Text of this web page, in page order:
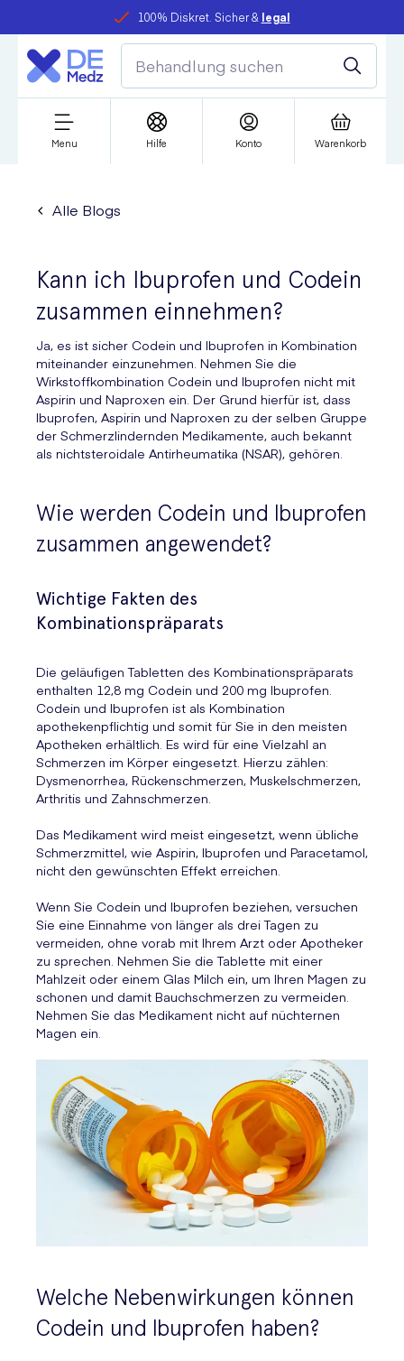
100% Diskret. Sicher & legal
Menu Hilfe Konto Warenkorb
Alle Blogs
Kann ich Ibuprofen und Codein
zusammen einnehmen?
Ja, es ist sicher Codein und Ibuprofen in Kombination
miteinander einzunehmen. Nehmen Sie die
Wirkstoffkombination Codein und Ibuprofen nicht mit
Aspirin und Naproxen ein. Der Grund hierfür ist, dass
Ibuprofen, Aspirin und Naproxen zu der selben Gruppe
der Schmerzlindernden Medikamente, auch bekannt
als nichtsteroidale Antirheumatika (NSAR), gehören.
Wie werden Codein und Ibuprofen
zusammen angewendet?
Wichtige Fakten des
Kombinationspräparats
Die geläufigen Tabletten des Kombinationspräparats
enthalten 12,8 mg Codein und 200 mg Ibuprofen.
Codein und Ibuprofen ist als Kombination
apothekenpflichtig und somit für Sie in den meisten
Apotheken erhältlich. Es wird für eine Vielzahl an
Schmerzen im Körper eingesetzt. Hierzu zählen:
Dysmenorrhea, Rückenschmerzen, Muskelschmerzen,
Arthritis und Zahnschmerzen.
Das Medikament wird meist eingesetzt, wenn übliche
Schmerzmittel, wie Aspirin, Ibuprofen und Paracetamol,
nicht den gewünschten Effekt erreichen.
Wenn Sie Codein und Ibuprofen beziehen, versuchen
Sie eine Einnahme von länger als drei Tagen zu
vermeiden, ohne vorab mit Ihrem Arzt oder Apotheker
zu sprechen. Nehmen Sie die Tablette mit einer
Mahlzeit oder einem Glas Milch ein, um Ihren Magen zu
schonen und damit Bauchschmerzen zu vermeiden.
Nehmen Sie das Medikament nicht auf nüchternen
Magen ein.
Welche Nebenwirkungen können
Codein und Ibuprofen haben?